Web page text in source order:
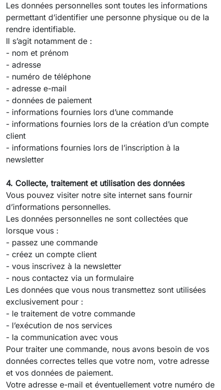
Les données personnelles sont toutes les informations
permettant d’identifier une personne physique ou de la
rendre identifiable.
Il s’agit notamment de :
- nom et prénom
- adresse
- numéro de téléphone
- adresse e-mail
- données de paiement
- informations fournies lors d’une commande
- informations fournies lors de la création d’un compte
client
- informations fournies lors de l’inscription à la
newsletter
4. Collecte, traitement et utilisation des données
Vous pouvez visiter notre site internet sans fournir
d’informations personnelles.
Les données personnelles ne sont collectées que
lorsque vous :
- passez une commande
- créez un compte client
- vous inscrivez à la newsletter
- nous contactez via un formulaire
Les données que vous nous transmettez sont utilisées
exclusivement pour :
- le traitement de votre commande
- l’exécution de nos services
- la communication avec vous
Pour traiter une commande, nous avons besoin de vos
données correctes telles que votre nom, votre adresse
et vos données de paiement.
Votre adresse e-mail et éventuellement votre numéro de